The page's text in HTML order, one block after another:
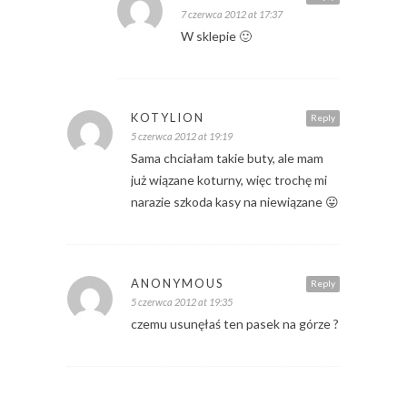
7 czerwca 2012 at 17:37
W sklepie 🙂
Reply
KOTYLION
5 czerwca 2012 at 19:19
Sama chciałam takie buty, ale mam
już wiązane koturny, więc trochę mi
narazie szkoda kasy na niewiązane 😛
Reply
ANONYMOUS
5 czerwca 2012 at 19:35
czemu usunęłaś ten pasek na górze ?